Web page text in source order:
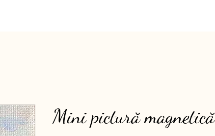
Mini pictură magnetică